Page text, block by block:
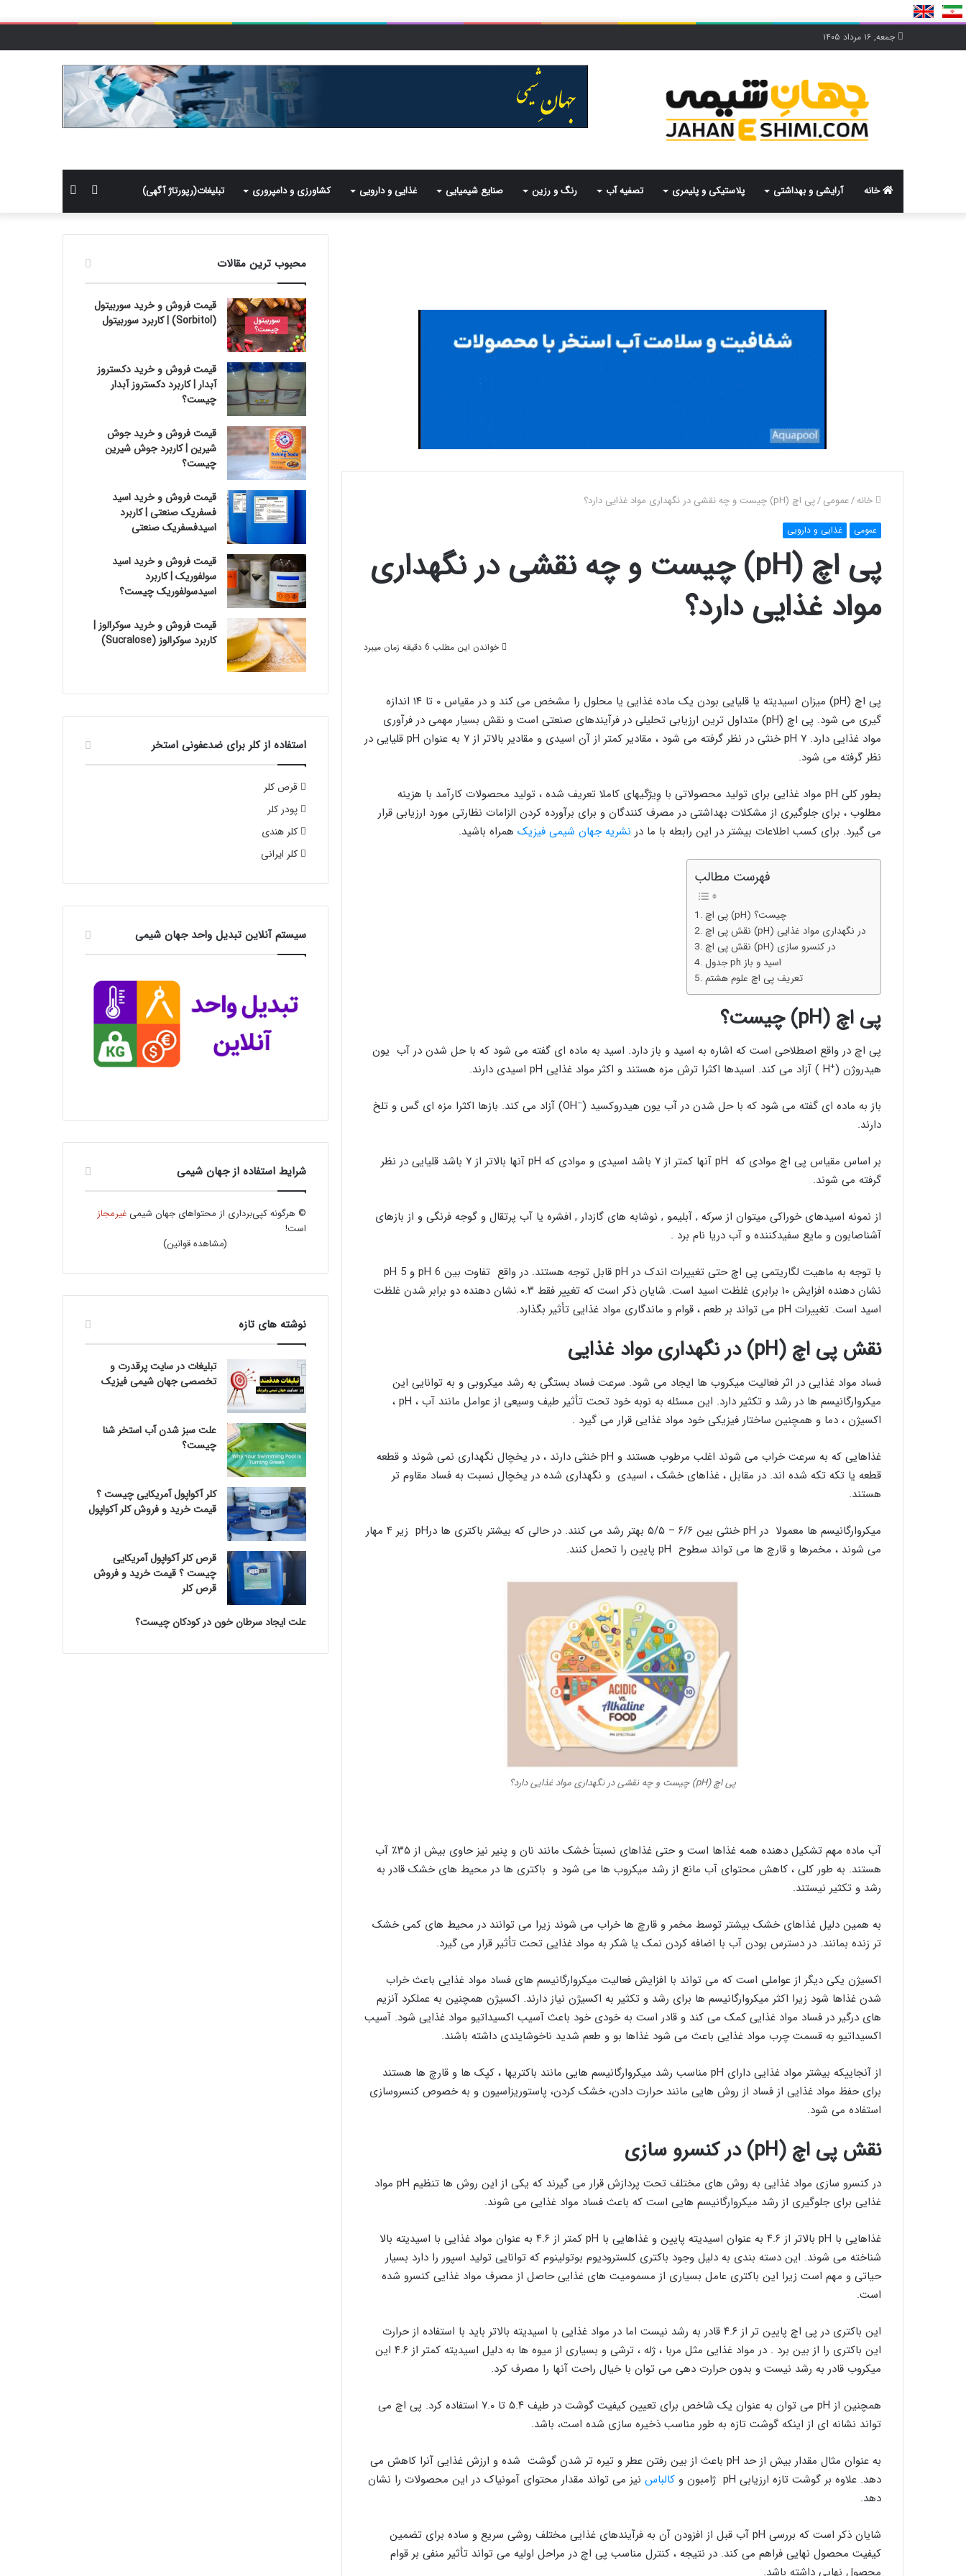
جمعه, ۱۶ مرداد ۱۴۰۵
خانه آرایشی و بهداشتی پلاستیکی و پلیمری تصفیه آب رنگ و رزین صنایع شیمیایی غذایی و دارویی کشاورزی و دامپروری تبلیغات(رپورتاژ آگهی)
برای
سایدبار
خانه/عمومی/پی اچ (pH) چیست و چه نقشی در نگهداری مواد غذایی دارد؟
عمومی غذایی و دارویی
پی اچ (pH) چیست و چه نقشی در نگهداری
مواد غذایی دارد؟
خواندن این مطلب 6 دقیقه زمان میبرد
پی اچ (pH) میزان اسیدیته یا قلیایی بودن یک ماده غذایی یا محلول را مشخص می کند و در مقیاس ۰ تا ۱۴ اندازه
گیری می شود. پی اچ (pH) متداول ترین ارزیابی تحلیلی در فرآیندهای صنعتی است و نقش بسیار مهمی در فرآوری
مواد غذایی دارد. ۷ pH خنثی در نظر گرفته می شود ، مقادیر کمتر از آن اسیدی و مقادیر بالاتر از ۷ به عنوان pH قلیایی در
نظر گرفته می شود.
بطور کلی pH مواد غذایی برای تولید محصولاتی با وِیژگیهای کاملا تعریف شده ، تولید محصولات کارآمد با هزینه
مطلوب ، برای جلوگیری از مشکلات بهداشتی در مصرف کنندگان و برای برآورده کردن الزامات نظارتی مورد ارزیابی قرار
می گیرد. برای کسب اطلاعات بیشتر در این رابطه با ما در نشریه جهان شیمی فیزیک همراه باشید.
فهرست مطالب
پی اچ (pH) چیست؟
نقش پی اچ (pH) در نگهداری مواد غذایی
نقش پی اچ (pH) در کنسرو سازی
جدول ph اسید و باز
تعریف پی اچ علوم هشتم
پی اچ (pH) چیست؟
پی اچ در واقع اصطلاحی است که اشاره به اسید و باز دارد. اسید به ماده ای گفته می شود که با حل شدن در آب یون
هیدروژن (+H ) آزاد می ‌کند. اسیدها اکثرا ترش مزه هستند و اکثر مواد غذایی pH اسیدی دارند.
باز به ماده ای گفته می شود که با حل شدن در آب یون هیدروکسید (–
OH) آزاد می کند. بازها اکثرا مزه ای گس و تلخ
دارند.
بر اساس مقیاس پی اچ موادی که pH آنها کمتر از ۷ باشد اسیدی و موادی که pH آنها بالاتر از ۷ باشد قلیایی در نظر
گرفته می شوند.
از نمونه اسیدهای خوراکی میتوان از سرکه , آبلیمو , نوشابه های گازدار , افشره یا آب پرتقال و گوجه فرنگی و از بازهای
آشناصابون و مایع سفیدکننده و آب دریا نام برد .
با توجه به ماهیت لگاریتمی پی اچ حتی تغییرات اندک در pH قابل توجه هستند. در واقع تفاوت بین pH 6 و pH 5
نشان دهنده افزایش ۱۰ برابری غلظت اسید است. شایان ذکر است که تغییر فقط ۰.۳ نشان دهنده دو برابر شدن غلظت
اسید است. تغییرات pH می تواند بر طعم ، قوام و ماندگاری مواد غذایی تأثیر بگذارد.
نقش پی اچ (pH) در نگهداری مواد غذایی
فساد مواد غذایی در اثر فعالیت میکروب ها ایجاد می شود. سرعت فساد بستگی به رشد میکروبی و به توانایی این
میکروارگانیسم ها در رشد و تکثیر دارد. این مسئله به نوبه خود تحت تأثیر طیف وسیعی از عوامل مانند آب ، pH ،
اکسیژن ، دما و همچنین ساختار فیزیکی خود مواد غذایی قرار می گیرد .
غذاهایی که به سرعت خراب می شوند اغلب مرطوب هستند و pH خنثی دارند ، در یخچال نگهداری نمی شوند و قطعه
قطعه یا تکه تکه شده اند. در مقابل ، غذاهای خشک ، اسیدی و نگهداری شده در یخچال نسبت به فساد مقاوم تر
هستند.
میکروارگانیسم ها معمولا در pH خنثی بین ۶/۶ – ۵/۵ بهتر رشد می کنند. در حالی که بیشتر باکتری ها درpH زیر ۴ مهار
می شوند ، مخمرها و قارچ ها می تواند سطوح pH پایین را تحمل کنند.
پی اچ (pH) چیست و چه نقشی در نگهداری مواد غذایی دارد؟
آب ماده مهم تشکیل دهنده همه غذاها است و حتی غذاهای نسبتاً خشک مانند نان و پنیر نیز حاوی بیش از ۳۵٪ آب
هستند. به طور کلی ، کاهش محتوای آب مانع از رشد میکروب ها می شود و باکتری ها در محیط های خشک قادر به
رشد و تکثیر نیستند.
به همین دلیل غذاهای خشک بیشتر توسط مخمر و قارچ ها خراب می شوند زیرا می توانند در محیط های کمی خشک
تر زنده بمانند. در دسترس بودن آب با اضافه کردن نمک یا شکر به مواد غذایی تحت تأثیر قرار می گیرد.
اکسیژن یکی دیگر از عواملی است که می تواند با افزایش فعالیت میکروارگانیسم های فساد مواد غذایی باعث خراب
شدن غذاها شود زیرا اکثر میکروارگانیسم ها برای رشد و تکثیر به اکسیژن نیاز دارند. اکسیژن همچنین به عملکرد آنزیم
های درگیر در فساد مواد غذایی کمک می کند و قادر است به خودی خود باعث آسیب اکسیداتیو مواد غذایی شود. آسیب
اکسیداتیو به قسمت چرب مواد غذایی باعث می شود غذاها بو و طعم شدید ناخوشایندی داشته باشند.
از آنجاییکه بیشتر مواد غذایی دارای pH مناسب رشد میکروارگانیسم هایی مانند باکتریها ، کپک ها و قارچ ها هستند
برای حفظ مواد غذایی از فساد از روش هایی مانند حرارت دادن، خشک کردن، پاستوریزاسیون و به خصوص کنسروسازی
استفاده می شود.
نقش پی اچ (pH
)در کنسرو سازی
در کنسرو سازی مواد غذایی به روش های مختلف تحت پردازش قرار می گیرند که یکی از این روش ها تنظیم pH مواد
غذایی برای جلوگیری از رشد میکروارگانیسم هایی است که باعث فساد مواد غذایی می شوند.
غذاهایی با pH بالاتر از ۴.۶ به عنوان اسیدیته پایین و غذاهایی با pH کمتر از ۴.۶ به عنوان مواد غذایی با اسیدیته بالا
شناخته می شوند. این دسته بندی به دلیل وجود باکتری کلسترودیوم بوتولینوم که توانایی تولید اسپور را دارد بسیار
حیاتی و مهم است زیرا این باکتری عامل بسیاری از مسمومیت های غذایی حاصل از مصرف مواد غذایی کنسرو شده
است.
این باکتری در پی اچ پایین تر از ۴.۶ قادر به رشد نیست اما در مواد غذایی با اسیدیته بالاتر باید با استفاده از حرارت
این باکتری را از بین برد . در مواد غذایی مثل مربا ، ژله ، ترشی و بسیاری از میوه ها به دلیل اسیدیته کمتر از ۴.۶ این
میکروب قادر به رشد نیست و بدون حرارت دهی می توان با خیال راحت آنها را مصرف کرد.
همچنین از pH می توان به عنوان یک شاخص برای تعیین کیفیت گوشت در طیف ۵.۴ تا ۷.۰ استفاده کرد. پی اچ می
تواند نشانه ای از اینکه گوشت تازه به طور مناسب ذخیره سازی شده است، باشد.
به عنوان مثال مقدار بیش از حد pH باعث از بین رفتن عطر و تیره تر شدن گوشت شده و ارزش غذایی آنرا کاهش می
دهد. علاوه بر گوشت تازه ارزیابی pH ژامبون و
کالباس نیز می تواند مقدار محتوای آمونیاک در این محصولات را نشان
دهد.
شایان ذکر است که بررسی pH آب قبل از افزودن آن به فرآیندهای غذایی مختلف روشی سریع و ساده برای تضمین
کیفیت محصول نهایی فراهم می کند. در نتیجه ، کنترل مناسب پی اچ در مراحل اولیه می تواند تأثیر منفی بر قوام
محصول نهایی داشته باشد.
محبوب ترین مقالات
قیمت فروش و خرید سوربیتول
(Sorbitol) | کاربرد سوربیتول
قیمت فروش و خرید دکستروز
آبدار | کاربرد دکستروز آبدار
چیست؟
قیمت فروش و خرید جوش
شیرین | کاربرد جوش شیرین
چیست؟
قیمت فروش و خرید اسید
فسفریک صنعتی | کاربرد
اسیدفسفریک صنعتی
قیمت فروش و خرید اسید
سولفوریک | کاربرد
اسیدسولفوریک چیست؟
قیمت فروش و خرید سوکرالوز |
کاربرد سوکرالوز (Sucralose)
استفاده از کلر برای ضدعفونی استخر
قرص کلر
پودر کلر
کلر هندی
کلر ایرانی
سیستم آنلاین تبدیل واحد جهان شیمی
شرایط استفاده از جهان شیمی
© هرگونه کپی‌برداری از محتواهای جهان شیمیغیرمجاز
است!
(مشاهده قوانین)
نوشته های تازه
تبلیغات در سایت پرقدرت و
تخصصی جهان شیمی فیزیک
علت سبز شدن آب استخر شنا
چیست؟
کلر آکواپول آمریکایی چیست ؟
قیمت خرید و فروش کلر آکواپول
قرص کلر آکواپول آمریکایی
چیست ؟ قیمت خرید و فروش
قرص کلر
علت ایجاد سرطان خون در کودکان چیست؟